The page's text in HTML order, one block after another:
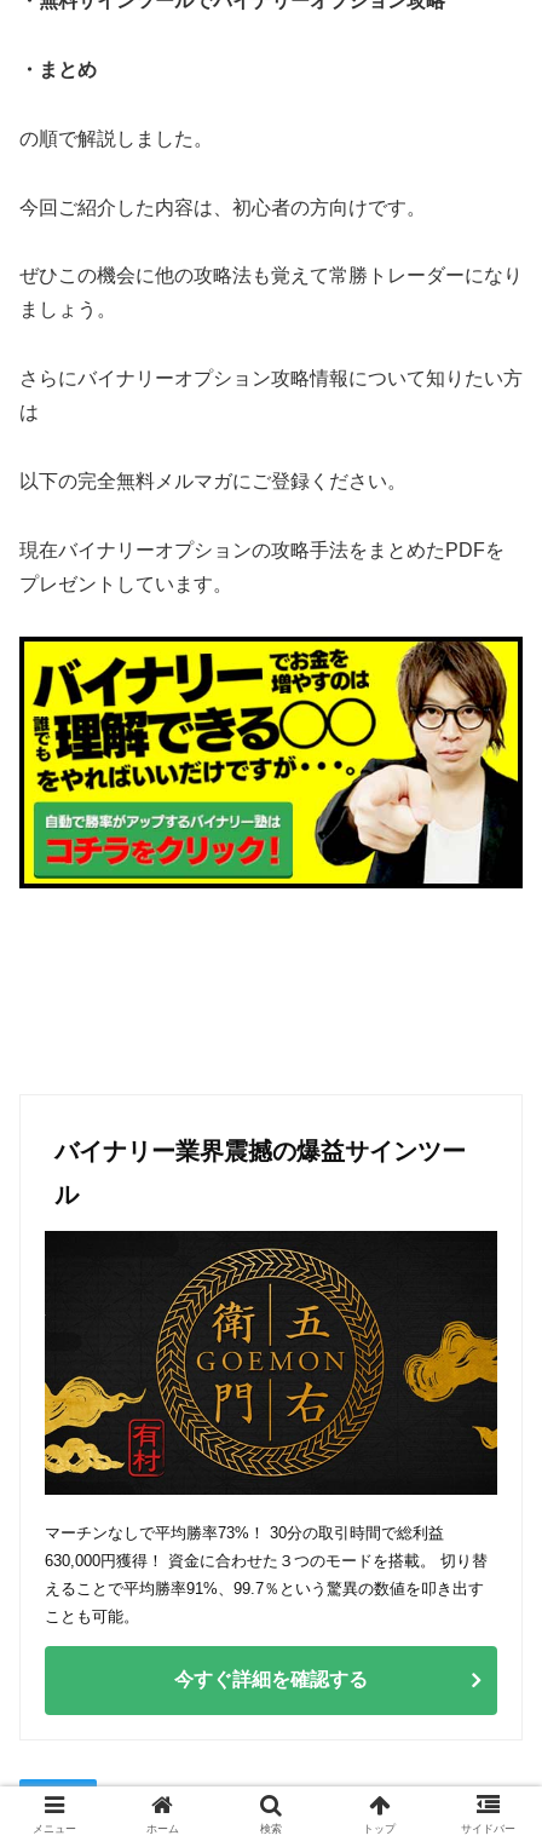
・まとめ
の順で解説しました。
今回ご紹介した内容は、初心者の方向けです。
ぜひこの機会に他の攻略法も覚えて常勝トレーダーになり
ましょう。
さらにバイナリーオプション攻略情報について知りたい方
は
以下の完全無料メルマガにご登録ください。
現在バイナリーオプションの攻略手法をまとめたPDFを
プレゼントしています。
バイナリー業界震撼の爆益サインツー
ル
マーチンなしで平均勝率73%！ 30分の取引時間で総利益
630,000円獲得！ 資金に合わせた３つのモードを搭載。 切り替
えることで平均勝率91%、99.7％という驚異の数値を叩き出す
ことも可能。
今すぐ詳細を確認する
攻略法
バイナリー ツール 初心者 インジケーター
メニュー ホーム 検索 トップ サイドバー